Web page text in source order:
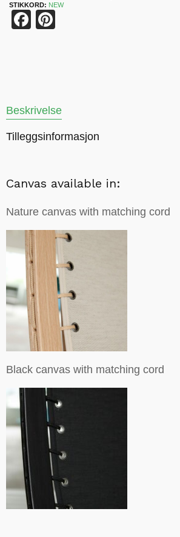
STIKKORD: NEW
Facebook
Beskrivelse
Tilleggsinformasjon
Canvas available in:
Nature canvas with matching cord
Black canvas with matching cord